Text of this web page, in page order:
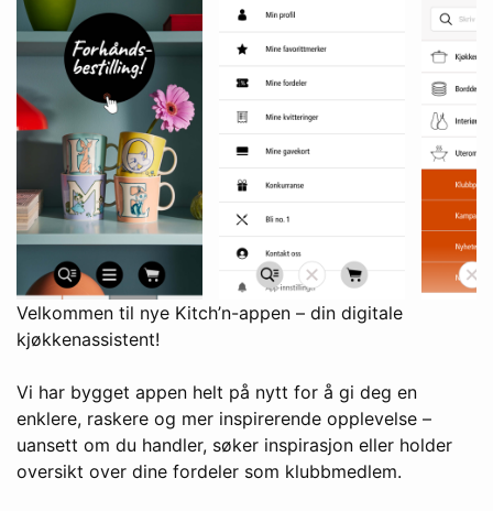
Velkommen til nye Kitch’n-appen – din digitale
kjøkkenassistent!
Vi har bygget appen helt på nytt for å gi deg en
enklere, raskere og mer inspirerende opplevelse –
uansett om du handler, søker inspirasjon eller holder
oversikt over dine fordeler som klubbmedlem.